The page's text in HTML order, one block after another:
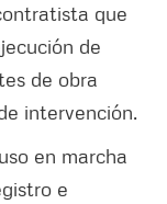
que
de
de obra
intervención.
en marcha
e